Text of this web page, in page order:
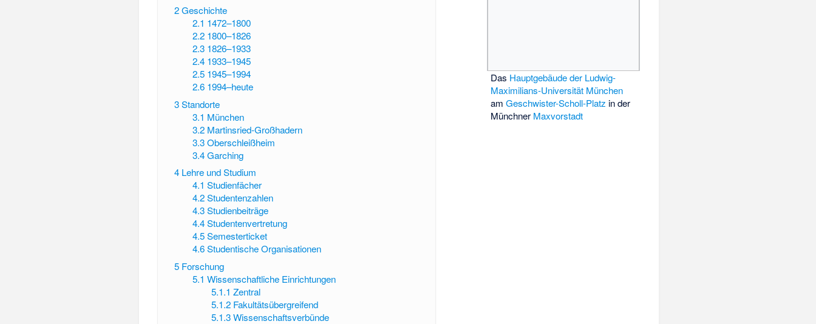
Das Hauptgebäude der Ludwig-
Maximilians-Universität München
amGeschwister-Scholl-Platz in der
Münchner Maxvorstadt
2Geschichte
2.1 1472–1800
2.2 1800–1826
2.3 1826–1933
2.4 1933–1945
2.5 1945–1994
2.6 1994–heute
3Standorte
3.1 München
3.2 Martinsried-Großhadern
3.3 Oberschleißheim
3.4 Garching
4 Lehre und Studium
4.1 Studienfächer
4.2 Studentenzahlen
4.3 Studienbeiträge
4.4 Studentenvertretung
4.5 Semesterticket
4.6 Studentische Organisationen
5 Forschung
5.1 Wissenschaftliche Einrichtungen
5.1.1 Zentral
5.1.2 Fakultätsübergreifend
5.1.3 Wissenschaftsverbünde